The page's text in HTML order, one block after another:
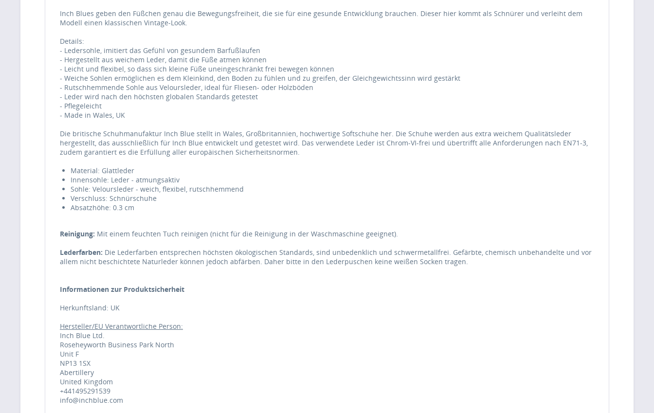
Inch Blues geben den Füßchen genau die Bewegungsfreiheit, die sie für eine gesunde Entwicklung brauchen. Dieser hier kommt als Schnürer und verleiht dem
Modell einen klassischen Vintage-Look.
Details:
- Ledersohle, imitiert das Gefühl von gesundem Barfußlaufen
- Hergestellt aus weichem Leder, damit die Füße atmen können
- Leicht und flexibel, so dass sich kleine Füße uneingeschränkt frei bewegen können
- Weiche Sohlen ermöglichen es dem Kleinkind, den Boden zu fühlen und zu greifen, der Gleichgewichtssinn wird gestärkt
- Rutschhemmende Sohle aus Veloursleder, ideal für Fliesen- oder Holzböden
- Leder wird nach den höchsten globalen Standards getestet
- Pflegeleicht
- Made in Wales, UK
Die britische Schuhmanufaktur Inch Blue stellt in Wales, Großbritannien, hochwertige Softschuhe her. Die Schuhe werden aus extra weichem Qualitätsleder
hergestellt, das ausschließlich für Inch Blue entwickelt und getestet wird. Das verwendete Leder ist Chrom-VI-frei und übertrifft alle Anforderungen nach EN71-3,
zudem garantiert es die Erfüllung aller europäischen Sicherheitsnormen.
Material: Glattleder
Innensohle: Leder - atmungsaktiv
Sohle: Veloursleder - weich, flexibel, rutschhemmend
Verschluss: Schnürschuhe
Absatzhöhe: 0.3 cm
Reinigung: Mit einem feuchten Tuch reinigen (nicht für die Reinigung in der Waschmaschine geeignet).
Lederfarben: Die Lederfarben entsprechen höchsten ökologischen Standards, sind unbedenklich und schwermetallfrei. Gefärbte, chemisch unbehandelte und vor
allem nicht beschichtete Naturleder können jedoch abfärben. Daher bitte in den Lederpuschen keine weißen Socken tragen.
Informationen zur Produktsicherheit
Herkunftsland: UK
Hersteller/EU Verantwortliche Person:
Inch Blue Ltd.
Roseheyworth Business Park North
Unit F
NP13 1SX
Abertillery
United Kingdom
+441495291539
info@inchblue.com